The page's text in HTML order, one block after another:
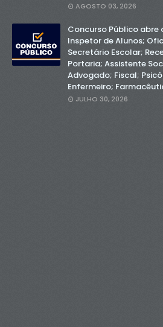
AGOSTO 03, 2026
Concurso Público
Inspetor de Alunos;
Secretário Escolar;
Portaria; Assistente
Advogado; Fiscal;
Enfermeiro;
JULHO 30, 2026